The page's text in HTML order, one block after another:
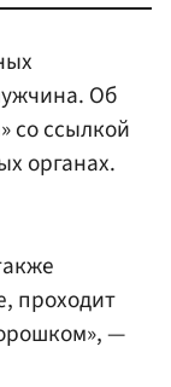
Об
со ссылкой
органах.
проходит
—